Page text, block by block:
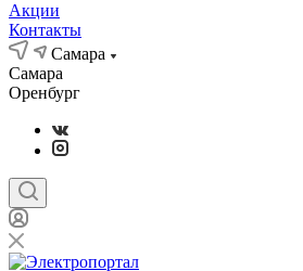
Акции
Контакты
Самара
Самара
Оренбург